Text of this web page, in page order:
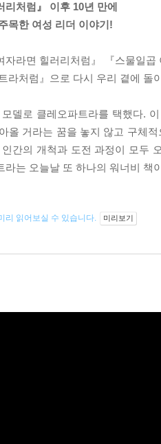
리처럼』 이후 10년 만에
목한 여성 리더 이야기!
자라면 힐러리처럼』 『스물일곱
라처럼』으로 다시 우리 곁에 돌
델로 클레오파트라를 택했다.
올 거라는 꿈을 놓지 않고 구체
간의 개척과 도전 과정이 모두
라는 오늘날 또 하나의 워너비 책
리 읽어보실 수 있습니다. 미리보기